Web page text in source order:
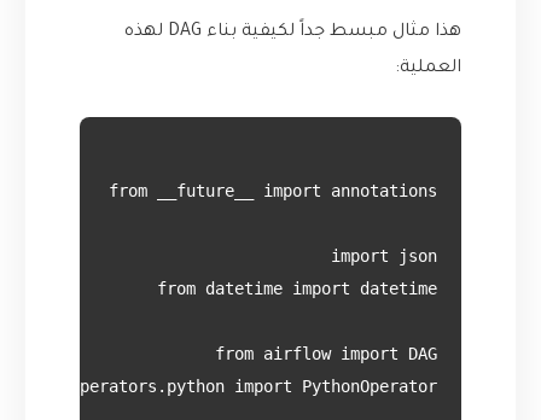
هذا مثال مبسط جداً لكيفية بناء DAG لهذه
العملية: